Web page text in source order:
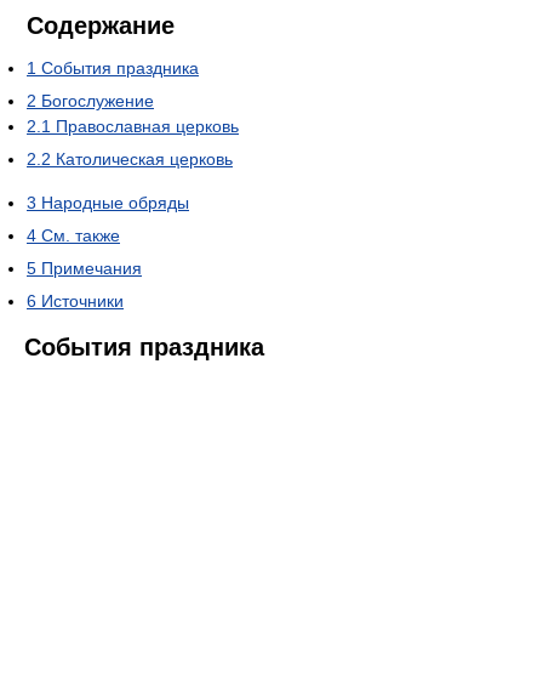
Содержание
1 События праздника
2 Богослужение
2.1 Православная церковь
2.2 Католическая церковь
3 Народные обряды
4 См. также
5 Примечания
6 Источники
События праздника